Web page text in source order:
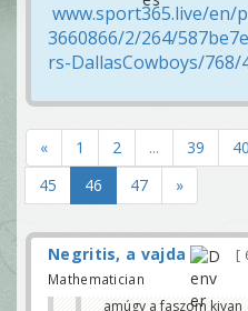
www.sport365.live/en/
3660866/2/264/
rs-DallasCowboys/768/
« 1 2 ... 39 40
45
46 47 »
Negritis, a vajda
Mathematician
amúgy a faszom kivan